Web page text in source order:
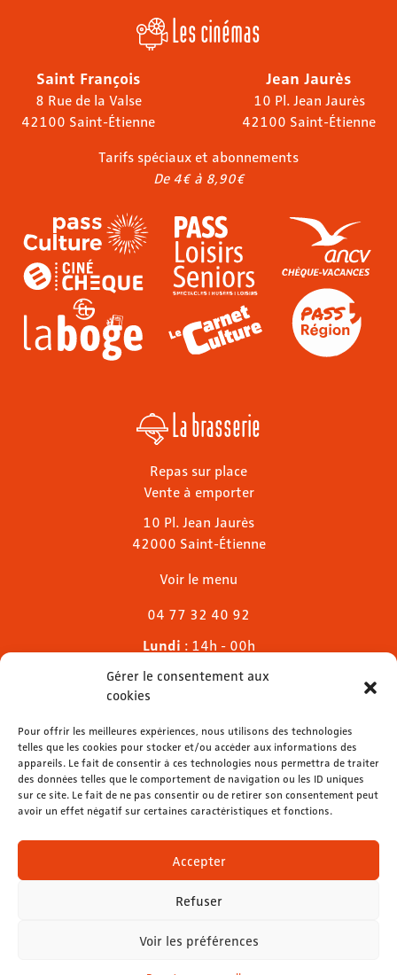
Gérer le consentement aux
cookies
Pour offrir les meilleures expériences, nous utilisons des technologies
telles que les cookies pour stocker et/ou accéder aux informations des
appareils. Le fait de consentir à ces technologies nous permettra de traiter
des données telles que le comportement de navigation ou les ID uniques
sur ce site. Le fait de ne pas consentir ou de retirer son consentement peut
avoir un effet négatif sur certaines caractéristiques et fonctions.
Accepter
Refuser
Voir les préférences
Les cinémas
Saint François
8 Rue de la Valse
42100 Saint-Étienne
Jean Jaurès
10 Pl. Jean Jaurès
42100 Saint-Étienne
Tarifs spéciaux et abonnements
De 4€ à 8,90€
La brasserie
Repas sur place
Vente à emporter
10 Pl. Jean Jaurès
42000 Saint-Étienne
Voir le menu
04 77 32 40 92
Lundi : 14h - 00h
Mardi & mercredi
Jeudi
Dimanche: 11h - 00h
04 77 32 32 01